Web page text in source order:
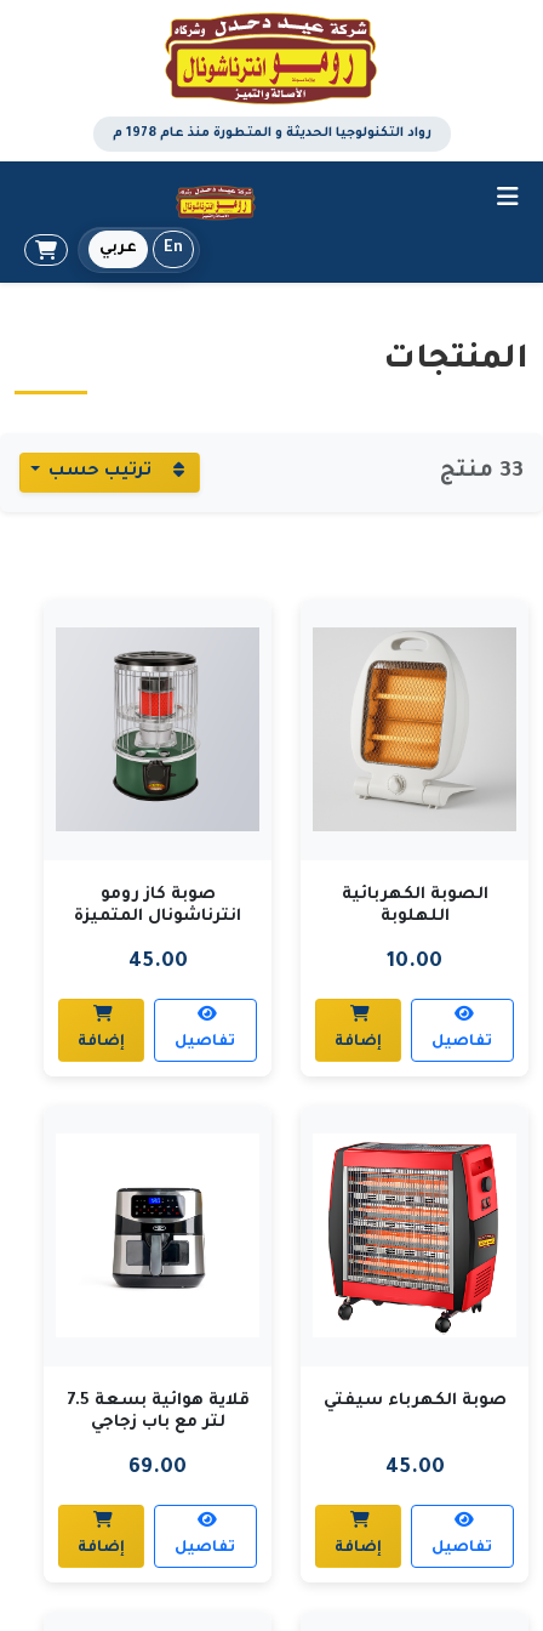
رواد التكنولوجيا الحديثة و المتطورة منذ عام 1978 م
En عربي
المنتجات
33 منتج ترتيب حسب
الصوبة الكهربائية
اللهلوبة
10.00
تفاصيل إضافة
صوبة كاز رومو
انترناشونال المتميزة
45.00
تفاصيل إضافة
صوبة الكهرباء سيفتي
45.00
تفاصيل إضافة
قلاية هوائية بسعة 7.5
لتر مع باب زجاجي
69.00
تفاصيل إضافة